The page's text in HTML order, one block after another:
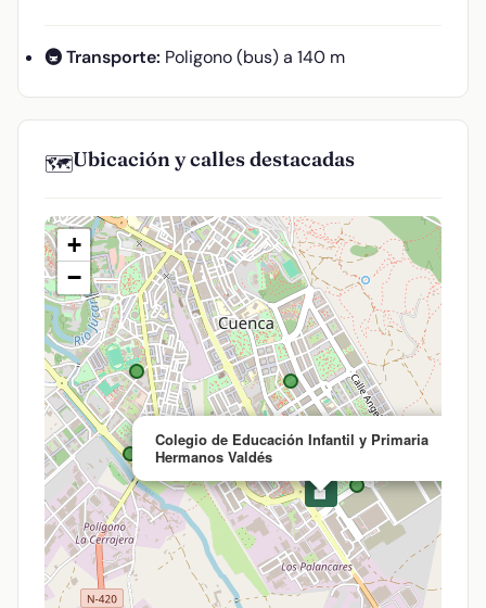
🚇 Transporte: Poligono (bus) a 140 m
🗺️Ubicación y calles destacadas
🏫
Colegio de Educación Infantil y Primaria
Hermanos Valdés
+
−